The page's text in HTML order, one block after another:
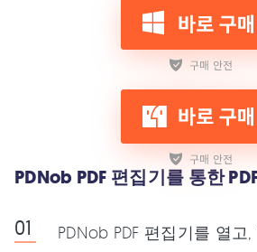
PDNob PDF 편집기를 통한
PDNob PDF 편집기를 열고,